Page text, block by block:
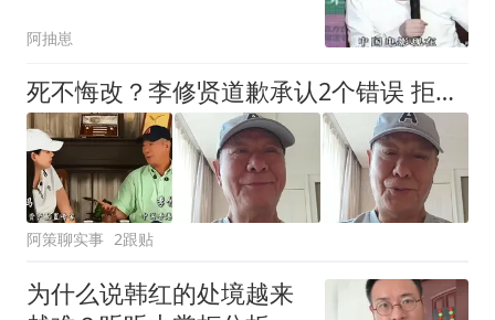
阿抽崽
死不悔改？李修贤道歉承认2个错误 拒认1个事实 他和郭德纲是一类
阿策聊实事 2跟贴
为什么说韩红的处境越来